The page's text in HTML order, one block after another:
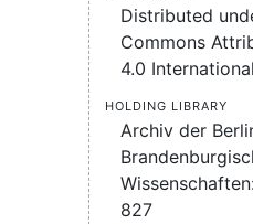
Distributed
Commons
4.0
Holding Library
Archiv der
827